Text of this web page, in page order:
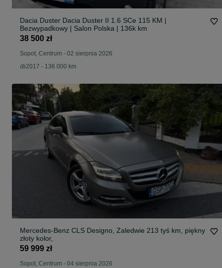
Dacia Duster Dacia Duster II 1.6 SCe 115 KM |
Bezwypadkowy | Salon Polska | 136k km
38 500 zł
Sopot, Centrum - 02 sierpnia 2026
2017 - 136 000 km
Mercedes-Benz CLS Designo, Zaledwie 213 tyś km, piękny
złoty kolor,
59 999 zł
Sopot, Centrum - 04 sierpnia 2026